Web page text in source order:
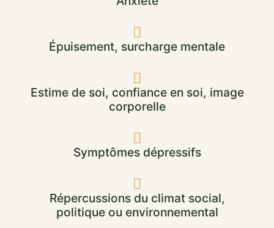
Épuisement, surcharge mentale
Estime de soi, confiance en soi, image
corporelle
Symptômes dépressifs
Répercussions du climat social,
politique ou environnemental